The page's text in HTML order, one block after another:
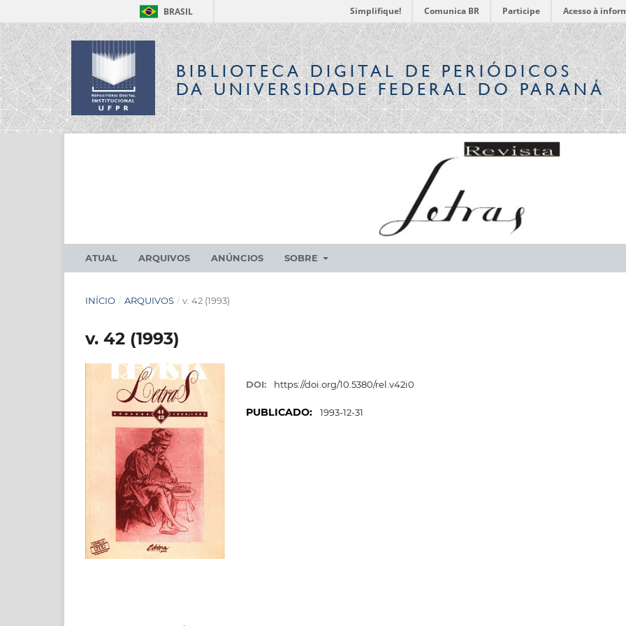
BRASIL Simplifique! Comunica BR Participe Acesso à
BIBLIOTECA DIGITALDE PERIÓDICOS
DA UNIVERSIDADE FEDERAL DO PARANÁ
ATUAL ARQUIVOS ANÚNCIOS SOBRE
INÍCIO / ARQUIVOS / v. 42 (1993)
v. 42 (1993)
DOI: https://doi.org/10.5380/rel.v42i0
PUBLICADO: 1993-12-31